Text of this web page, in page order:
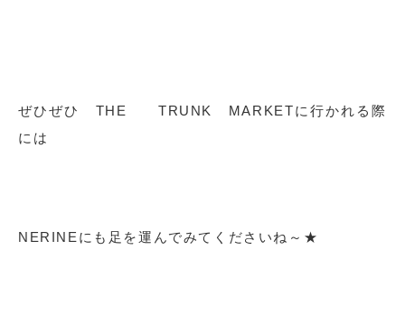
ぜひぜひ THE TRUNK MARKETに行かれる際
には
NERINEにも足を運んでみてくださいね～★